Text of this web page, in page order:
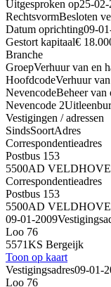
Uitgesproken op25-
RechtsvormBesloten
Datum oprichting09-
Gestort kapitaal€
Branche
GroepVerhuur van en
HoofdcodeVerhuur
NevencodeBeheer van
Nevencode 2
Vestigingen / adressen
SindsSoortAdres
Correspondentieadres
Postbus 153
5500AD
Correspondentieadres
Postbus 153
5500AD
09-01-2009
Loo 76
5571KS Bergeijk
Toon op kaart
Vestigingsadres09-01-
Loo 76